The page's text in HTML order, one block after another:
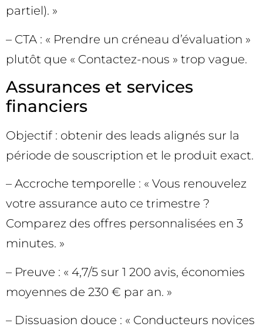
partiel). »
– CTA : « Prendre un créneau d’évaluation »
plutôt que « Contactez-nous » trop vague.
Assurances et services
financiers
Objectif : obtenir des leads alignés sur la
période de souscription et le produit exact.
– Accroche temporelle : « Vous renouvelez
votre assurance auto ce trimestre ?
Comparez des offres personnalisées en 3
minutes. »
– Preuve : « 4,7/5 sur 1 200 avis, économies
moyennes de 230 € par an. »
– Dissuasion douce : « Conducteurs novices